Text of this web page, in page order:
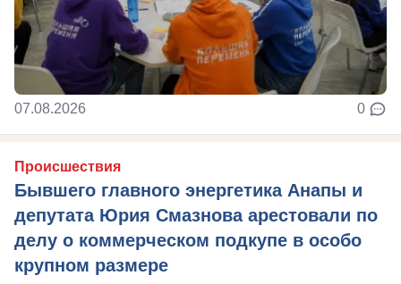
07.08.2026 0
Происшествия
Бывшего главного энергетика Анапы и
депутата Юрия Смазнова арестовали по
делу о коммерческом подкупе в особо
крупном размере